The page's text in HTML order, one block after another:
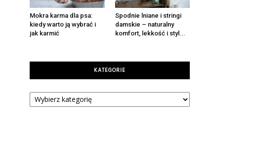
Mokra karma dla psa:
kiedy warto ją wybrać i
jak karmić
Spodnie lniane i stringi
damskie – naturalny
komfort, lekkość i styl...
KATEGORIE
Kategorie